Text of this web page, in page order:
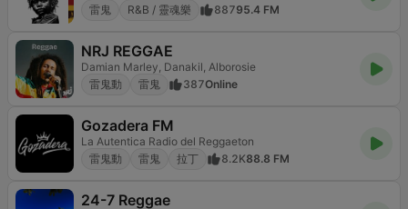
雷鬼
R&B / 靈魂樂 88795.4 FM
NRJ REGGAE
Damian Marley, Danakil, Alborosie
雷鬼動
雷鬼 387Online
Gozadera FM
La Autentica Radio del Reggaeton
雷鬼動
雷鬼 拉丁 8.2K88.8 FM
24-7 Reggae